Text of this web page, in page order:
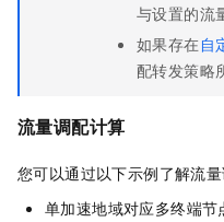
与设置的流
如果存在自
配转发策略
流量调配计算
您可以通过以下示例了解流量
单加速地域对应多终端节